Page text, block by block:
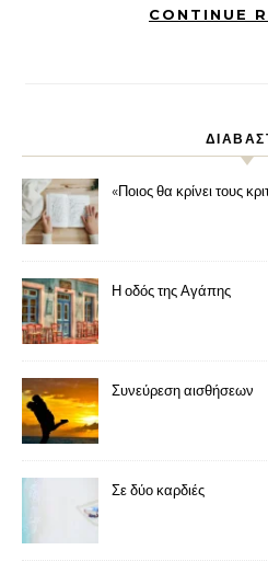
CONTINUE
«Ποιος θα κρίνει τους
Η οδός της Αγάπης
Συνεύρεση αισθήσεων
Σε δύο καρδιές